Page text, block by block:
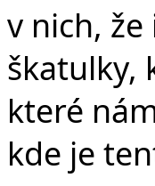
v nich,
škatulky,
které
kde je